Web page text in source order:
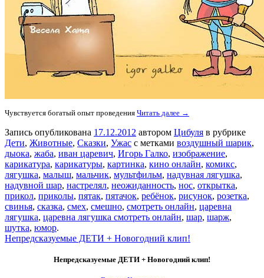
Чувствуется богатый опыт проведения Читать далее →
Запись опубликована 17.12.2012 автором Цибуля в рубрике
Дети, Животные, Сказки, Ужас с метками воздушный шарик,
дыока, жаба, иван царевич, Игорь Галко, изображение,
карикатура, карикатуры, картинка, кино онлайн, комикс,
лягушка, малыш, мальчик, мультфильм, надувная лягушка,
надувной шар, настрелял, неожиданность, нос, открытка,
прикол, приколы, пятак, пятачок, ребёнок, рисунок, розетка,
свинья, сказка, смех, смешно, смотреть онлайн, царевна
лягушка, царевна лягушка смотреть онлайн, шар, шарж,
шутка, юмор.
Непредсказуемые ДЕТИ + Новогодний клип!
Непредсказуемые ДЕТИ + Новогодний клип!